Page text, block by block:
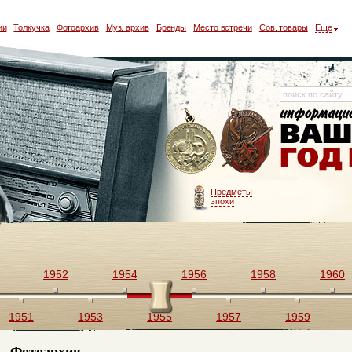
Толкучка Фотоархив Муз. архив Бренды Место встречи Сов. товары Еще
Предметы
эпохи
1951
1952
1953
1954
1955
1956
1957
1958
1959
1960